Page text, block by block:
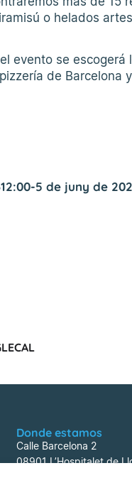
o helados
evento se
de Barcelona
12:00-5 de juny de
Donde estamos
Calle Barcelona 2
08901 L’Hospitalet de